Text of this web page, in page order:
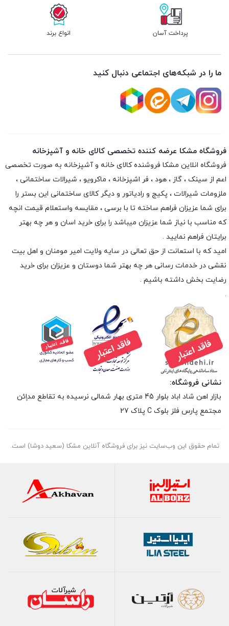
پرداخت آسان انواع برند
ما را در شبکه‌های اجتماعی دنبال کنید
فروشگاه مشکا عرضه کننده تخصصی کالای خانه و آشپزخانه
فروشگاه انلاین مشکا فروشنده کالای خانه و آشپزخانه به صورت تخصصی
اعم از سینک ، گاز ، هود ، فر اشپزخانه ، ماکرویو ، شیرالات ساختمانی ،
ملزومات شیرالات ، پکیج و رادیاتور و دیگر کالای ساختمانی این بستر را
برای شما عزیزان فراهم ساخته تا با برسی ، مقایسه واستعلام قیمت انچه
که مناسب با نیاز شما عزیزان میباشد را برای خرید اسان و هر چه بهتر
برایتان فراهم نمایید .
امید که با استعانت از حق تعالی در سایه ولایت امیر مومنان و اهل بیت
نقشی در خدمات رسانی هر چه بهتر شما دوستان و عزیزان برای خرید
رضایت بخش داشته باشیم .
.
نشانی فروشگاه:
بازار اهن شاد اباد بلوار 45 متری بهار شمالی نرسیده به تقاطع مداِِئن
مجتمع پارس فلز بلوک C پلاک 27
تمام حقوق اين وب‌سايت نیز برای فروشگاه آنلاین مشکا (سعید دوشا) است.